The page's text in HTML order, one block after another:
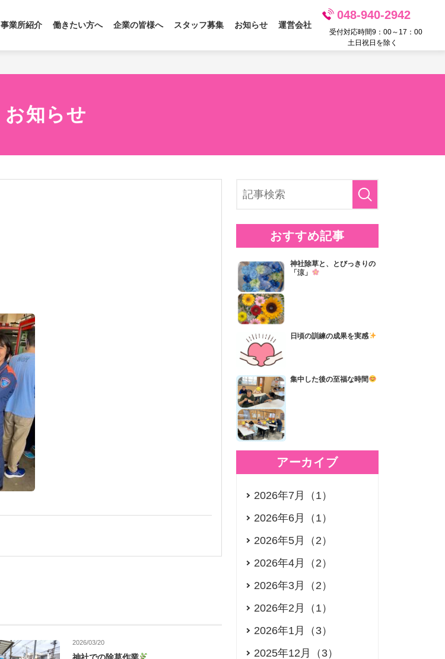
事業所紹介 働きたい方へ 企業の皆様へ スタッフ募集 お知らせ 運営会社
048-940-2942
受付対応時間9：00～17：00
土日祝日を除く
お知らせ
2026/03/20
おすすめ記事
神社除草と、とびっきりの
「涼」
日頃の訓練の成果を実感
集中した後の至福な時間
アーカイブ
2026年7月（1）
2026年6月（1）
2026年5月（2）
2026年4月（2）
2026年3月（2）
2026年2月（1）
2026年1月（3）
2025年12月（3）